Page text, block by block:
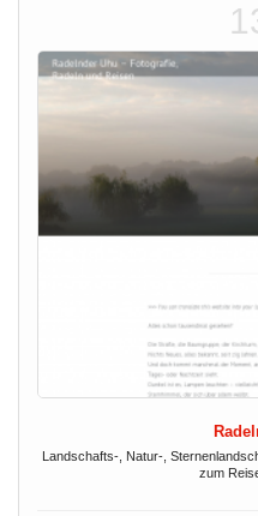
Landschafts-, Natur-,
zum